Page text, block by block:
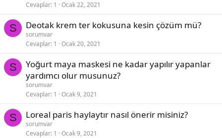
Cevaplar 1 Ocak 22, 2021
S Deotak krem ter kokusuna kesin çözüm mü?
sorumvar
Cevaplar 1 Ocak 20, 2021
S
Yoğurt maya maskesi ne kadar yapılır yapanlar
yardımcı olur musunuz?
sorumvar
Cevaplar 1 Ocak 9, 2021
S Loreal paris haylaytır nasıl önerir misiniz?
sorumvar
Cevaplar 1 Ocak 9, 2021